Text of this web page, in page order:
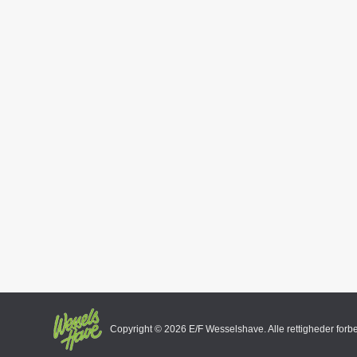
Copyright © 2026 E/F Wesselshave. Alle rettigheder